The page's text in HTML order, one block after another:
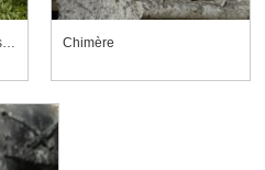
Château de Pierrefonds, vue d'ensemble depuis le sud-est Chimère